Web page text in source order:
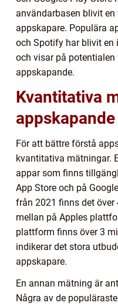
användarbasen blivit
appskapare. Populära
och Spotify har blivit en
och visar på
appskapande.
Kvantitativa
appskapande
För att bättre förstå
kvantitativa mätningar.
appar som finns
App Store och på
från 2021 finns det
mellan på Apples
plattform finns över 3
indikerar det stora
appskapare.
En annan mätning är
Några av de